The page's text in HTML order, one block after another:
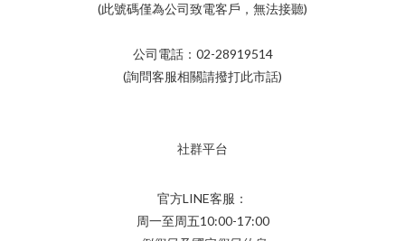
(此號碼僅為公司致電客戶，無法接聽)
公司電話：02-28919514
(詢問客服相關請撥打此市話)
社群平台
官方LINE客服：
周一至周五10:00-17:00